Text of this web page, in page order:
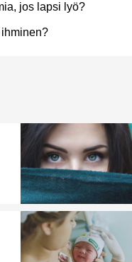
jos lapsi lyö?